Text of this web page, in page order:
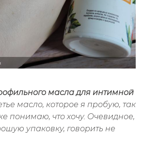
масла для интимной
масло, которое я пробую, так
понимаю, что хочу. Очевидное,
упаковку, говорить не